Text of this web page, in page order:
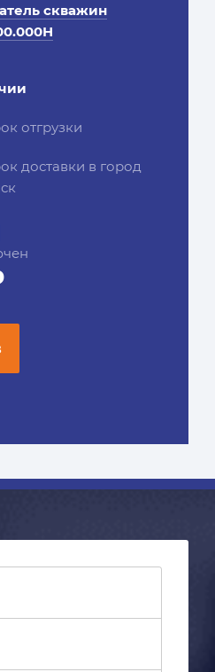
скважин
отгрузки
доставки в город